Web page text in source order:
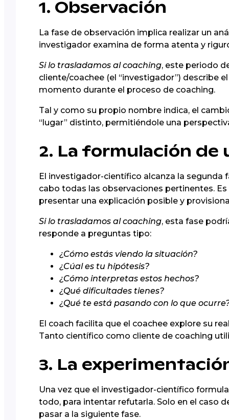
1. Observación
La fase de observación implica realizar un
investigador examina de forma atenta y
Si lo trasladamos al coaching, este periodo
cliente/coachee (el “investigador”) describe
momento durante el proceso de coaching.
Tal y como su propio nombre indica, el
“lugar” distinto, permitiéndole una
2. La formulación de
El investigador-científico alcanza la
cabo todas las observaciones pertinentes.
presentar una explicación posible y
Si lo trasladamos al coaching, esta fase
responde a preguntas tipo:
¿Cómo estás viendo la situación?
¿Cúal es tu hipótesis?
¿Cómo interpretas estos hechos?
¿Qué dificultades tienes?
¿Qué te está pasando con lo que
El coach facilita que el coachee explore su
Tanto científico como cliente de coaching
3. La
Una vez que el investigador-científico
todo, para intentar refutarla. Solo en el caso
pasar a la siguiente fase.